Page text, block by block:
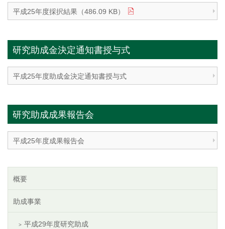
平成25年度採択結果（486.09 KB）
研究助成金決定通知書授与式
平成25年度助成金決定通知書授与式
研究助成成果報告会
平成25年度成果報告会
概要
助成事業
平成29年度研究助成